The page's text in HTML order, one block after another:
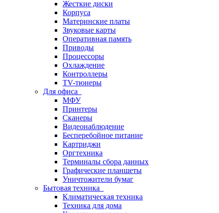
Жесткие диски
Корпуса
Материнские платы
Звуковые карты
Оперативная память
Приводы
Процессоры
Охлаждение
Контроллеры
TV-тюнеры
Для офиса
МФУ
Принтеры
Сканеры
Видеонаблюдение
Бесперебойное питание
Картриджи
Оргтехника
Терминалы сбора данных
Графические планшеты
Уничтожители бумаг
Бытовая техника
Климатическая техника
Техника для дома